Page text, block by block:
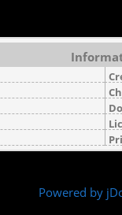
Powered by